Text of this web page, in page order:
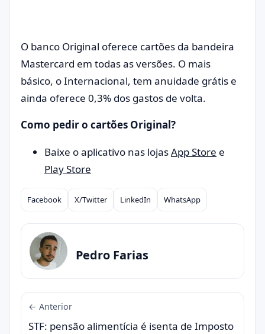
O banco Original oferece cartões da bandeira
Mastercard em todas as versões. O mais
básico, o Internacional, tem anuidade grátis e
ainda oferece 0,3% dos gastos de volta.
Como pedir o cartões Original?
Baixe o aplicativo nas lojasApp Store e
Play Store
Compartilhar
Facebook X/Twitter LinkedIn WhatsApp
Pedro Farias
← Anterior
STF: pensão alimentícia é isenta de Imposto